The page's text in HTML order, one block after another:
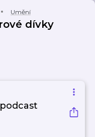
Umění
dívky